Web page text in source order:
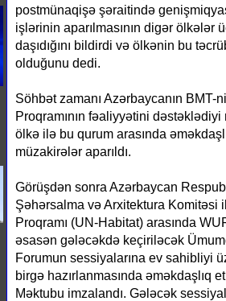
postmünaqişə şəraitində
işlərinin aparılmasının digər ölkələr
daşıdığını bildirdi və ölkənin bu
olduğunu dedi.
Söhbət zamanı Azərbaycanın BMT-
Proqramının fəaliyyətini
ölkə ilə bu qurum arasında
müzakirələr aparıldı.
Görüşdən sonra Azərbaycan
Şəhərsalma və Arxitektura Komitəsi
Proqramı (UN-Habitat) arasında
əsasən gələcəkdə keçiriləcək
Forumun sessiyalarına ev sahibliyi
birgə hazırlanmasında əməkdaşlıq
Məktubu imzalandı. Gələcək